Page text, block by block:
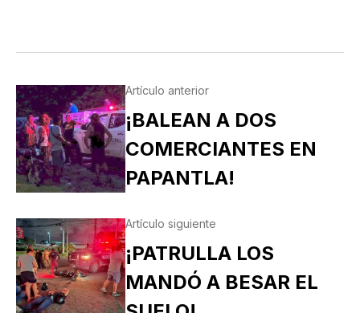
Artículo anterior
¡BALEAN A DOS
COMERCIANTES EN
PAPANTLA!
Artículo siguiente
¡PATRULLA LOS
MANDÓ A BESAR EL